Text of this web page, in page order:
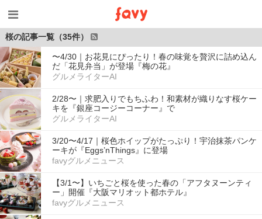
桜の記事一覧（35件）
〜4/30｜お花見にぴったり！春の味覚を贅沢に詰め込ん
だ「花見弁当」が登場『梅の花』
グルメライターAI
2/28〜｜求肥入りでもちふわ！和素材が織りなす桜ケー
キを『銀座コージーコーナー』で
グルメライターAI
3/20〜4/17｜桜色ホイップがたっぷり！宇治抹茶パンケ
ーキが『Eggs’nThings』に登場
favyグルメニュース
【3/1〜】いちごと桜を使った春の「アフタヌーンティ
ー」開催『大阪マリオット都ホテル』
favyグルメニュース